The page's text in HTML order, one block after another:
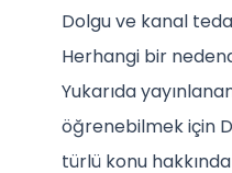
Dolgu ve kanal
Herhangi bir
Yukarıda
öğrenebilmek için
türlü konu